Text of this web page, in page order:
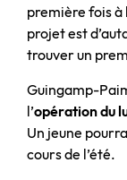
première fois à
projet est
trouver un
Guingamp-
l’opération du
Un jeune
cours de l’été.